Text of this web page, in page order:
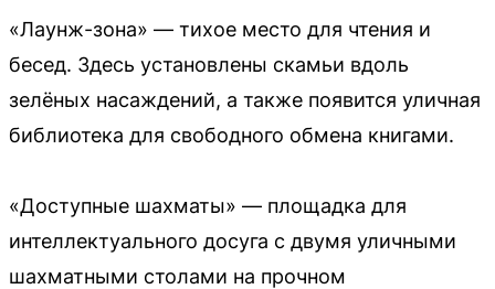
«Лаунж-зона» — тихое место для чтения и
бесед. Здесь установлены скамьи вдоль
зелёных насаждений, а также появится уличная
библиотека для свободного обмена книгами.
«Доступные шахматы» — площадка для
интеллектуального досуга с двумя уличными
шахматными столами на прочном